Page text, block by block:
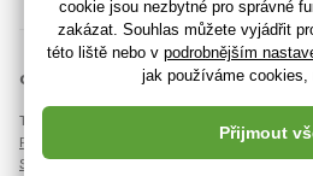
© 2018 - 2026 RajHracky.cz, Všechna
Tato stránka je chráněna pomocí
Pravidla ochrany osobních údajů
Smluvní podmínky.